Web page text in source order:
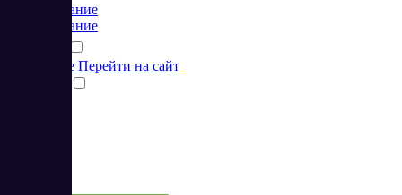
Планирование
Планирование
Подробнее Перейти на сайт